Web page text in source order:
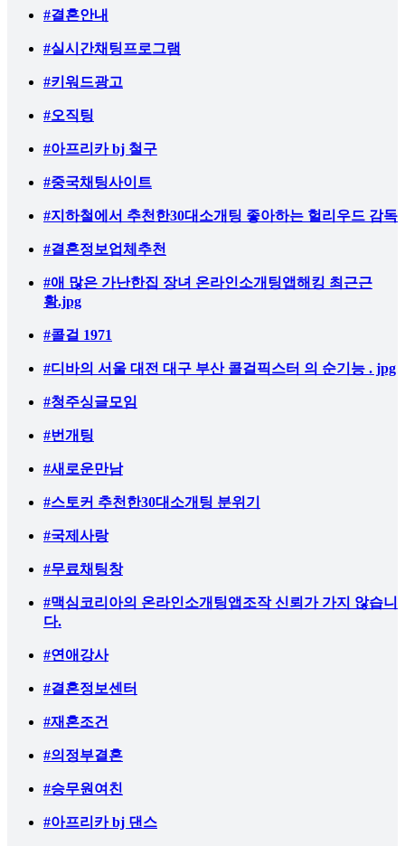
#결혼안내
#실시간채팅프로그램
#키워드광고
#오직팅
#아프리카 bj 철구
#중국채팅사이트
#지하철에서 추천한30대소개팅 좋아하는 헐리우드 감독
#결혼정보업체추천
#애 많은 가난한집 장녀 온라인소개팅앱해킹 최근근
황.jpg
#콜걸 1971
#디바의 서울 대전 대구 부산 콜걸픽스터 의 순기능 . jpg
#청주싱글모임
#번개팅
#새로운만남
#스토커 추천한30대소개팅 분위기
#국제사랑
#무료채팅창
#맥심코리아의 온라인소개팅앱조작 신뢰가 가지 않습니
다.
#연애강사
#결혼정보센터
#재혼조건
#의정부결혼
#승무원여친
#아프리카 bj 댄스